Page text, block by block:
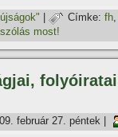
| Címke: fh,
most!
február 27. péntek